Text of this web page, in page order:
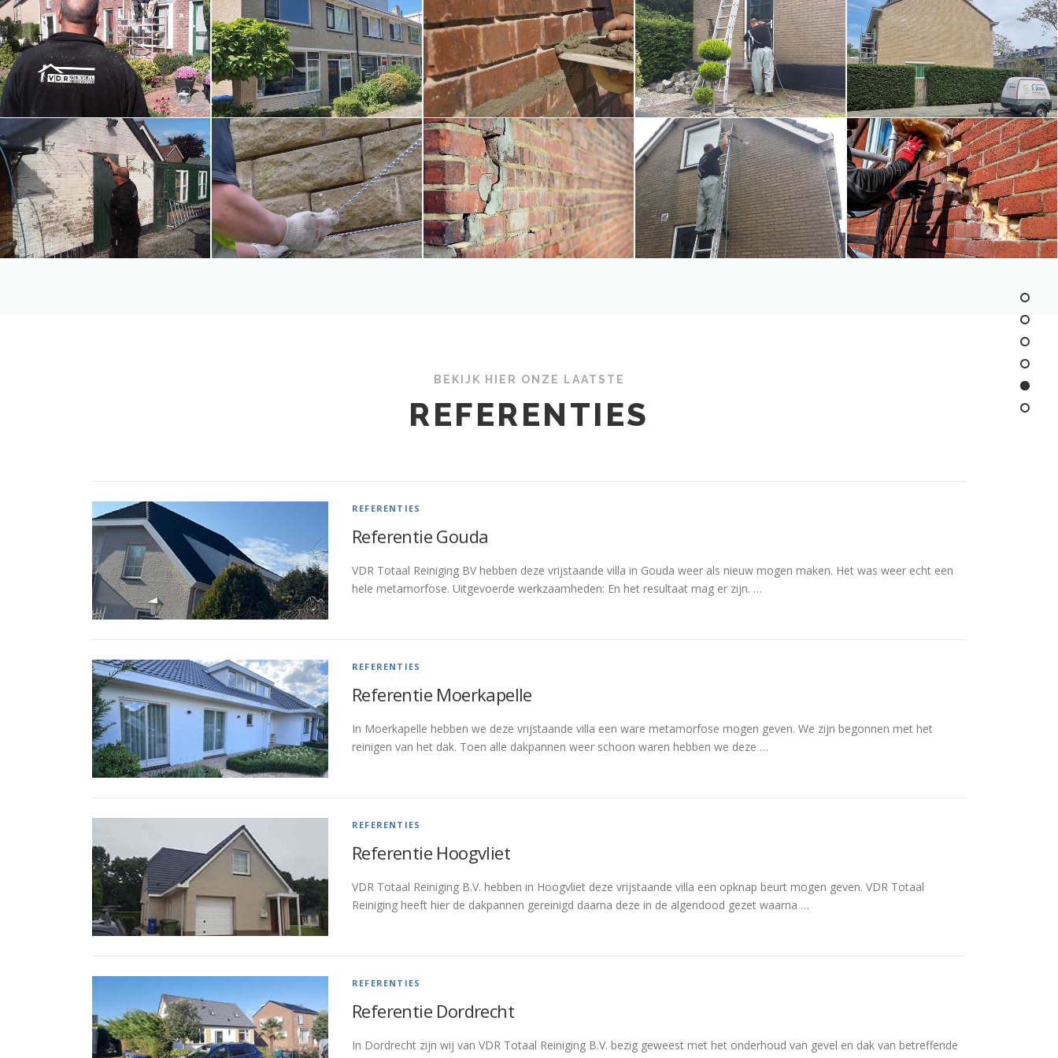
BEKIJK HIER ONZE LAATSTE
REFERENTIES
REFERENTIES
Referentie Gouda
VDR Totaal Reiniging BV hebben deze vrijstaande villa in Gouda weer als nieuw mogen maken. Het was weer echt een
hele metamorfose. Uitgevoerde werkzaamheden: En het resultaat mag er zijn. …
REFERENTIES
Referentie Moerkapelle
In Moerkapelle hebben we deze vrijstaande villa een ware metamorfose mogen geven. We zijn begonnen met het
reinigen van het dak. Toen alle dakpannen weer schoon waren hebben we deze …
REFERENTIES
Referentie Hoogvliet
VDR Totaal Reiniging B.V. hebben in Hoogvliet deze vrijstaande villa een opknap beurt mogen geven. VDR Totaal
Reiniging heeft hier de dakpannen gereinigd daarna deze in de algendood gezet waarna …
REFERENTIES
Referentie Dordrecht
In Dordrecht zijn wij van VDR Totaal Reiniging B.V. bezig geweest met het onderhoud van gevel en dak van betreffende